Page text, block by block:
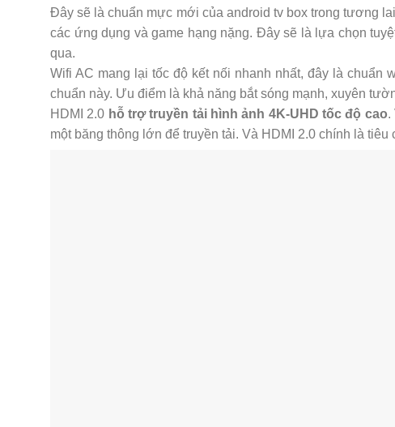
Đây sẽ là chuẩn mực mới của android tv box trong tương
các ứng dụng và game hạng nặng. Đây sẽ là lựa chọn
qua.
Wifi AC mang lại tốc độ kết nối nhanh nhất, đây là
chuẩn này. Ưu điểm là khả năng bắt sóng mạnh, xuyên
HDMI 2.0 hỗ trợ truyền tải hình ảnh 4K-UHD tốc độ cao.
một băng thông lớn để truyền tải. Và HDMI 2.0 chính là